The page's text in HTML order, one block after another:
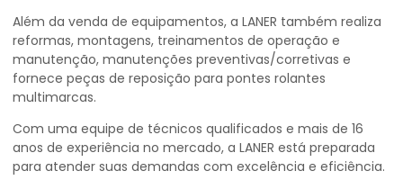
Além da venda de equipamentos, a LANER também realiza
reformas, montagens, treinamentos de operação e
manutenção, manutenções preventivas/corretivas e
fornece peças de reposição para pontes rolantes
multimarcas.
Com uma equipe de técnicos qualificados e mais de 16
anos de experiência no mercado, a LANER está preparada
para atender suas demandas com excelência e eficiência.